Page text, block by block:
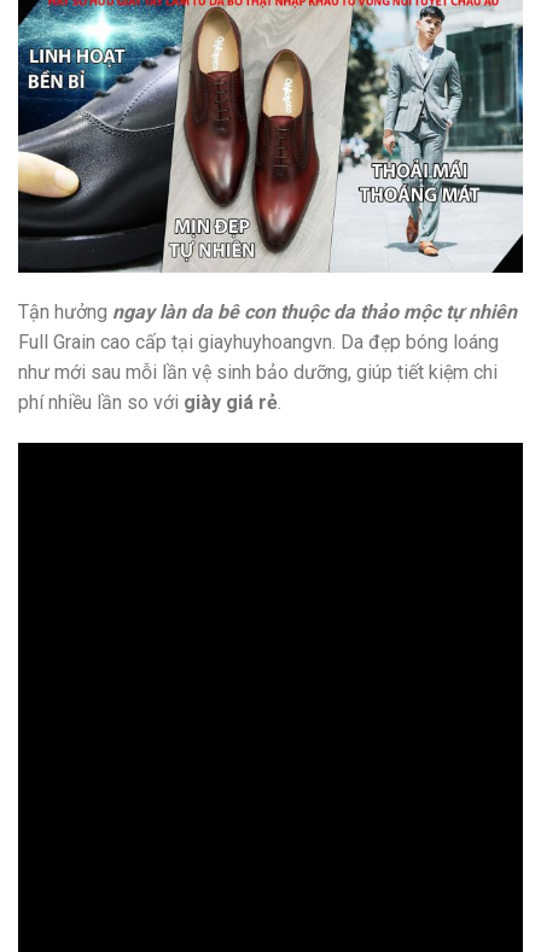
Tận hưởng ngay làn da bê con thuộc da thảo mộc tự nhiên
Full Grain cao cấp tại giayhuyhoangvn. Da đẹp bóng loáng
như mới sau mỗi lần vệ sinh bảo dưỡng, giúp tiết kiệm chi
phí nhiều lần so với giày giá rẻ.